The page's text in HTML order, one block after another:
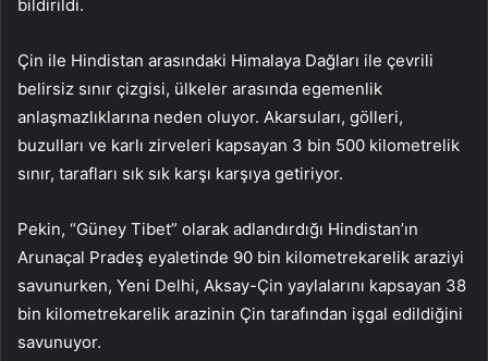
bildirildi.
Çin ile Hindistan arasındaki Himalaya Dağları ile çevrili
belirsiz sınır çizgisi, ülkeler arasında egemenlik
anlaşmazlıklarına neden oluyor. Akarsuları, gölleri,
buzulları ve karlı zirveleri kapsayan 3 bin 500 kilometrelik
sınır, tarafları sık sık karşı karşıya getiriyor.
Pekin, “Güney Tibet” olarak adlandırdığı Hindistan’ın
Arunaçal Pradeş eyaletinde 90 bin kilometrekarelik araziyi
savunurken, Yeni Delhi, Aksay-Çin yaylalarını kapsayan 38
bin kilometrekarelik arazinin Çin tarafından işgal edildiğini
savunuyor.